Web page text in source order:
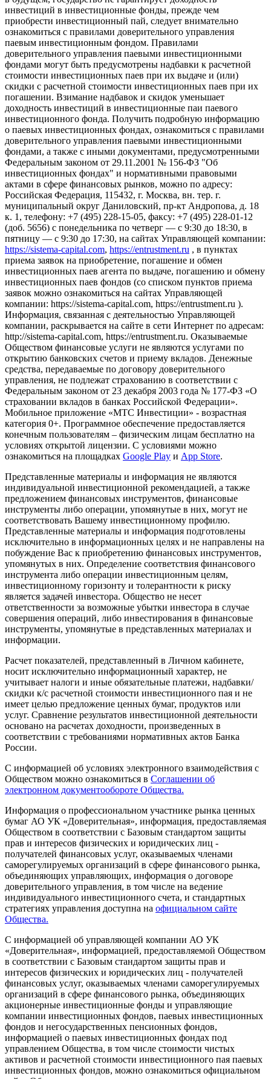
инвестиций в инвестиционные фонды, прежде чем
приобрести инвестиционный пай, следует внимательно
ознакомиться с правилами доверительного управления
паевым инвестиционным фондом. Правилами
доверительного управления паевыми инвестиционными
фондами могут быть предусмотрены надбавки к расчетной
стоимости инвестиционных паев при их выдаче и (или)
скидки с расчетной стоимости инвестиционных паев при их
погашении. Взимание надбавок и скидок уменьшает
доходность инвестиций в инвестиционные паи паевого
инвестиционного фонда. Получить подробную информацию
о паевых инвестиционных фондах, ознакомиться с правилами
доверительного управления паевыми инвестиционными
фондами, а также с иными документами, предусмотренными
Федеральным законом от 29.11.2001 № 156-ФЗ "Об
инвестиционных фондах" и нормативными правовыми
актами в сфере финансовых рынков, можно по адресу:
Российская Федерация, 115432, г. Москва, вн. тер. г.
муниципальный округ Даниловский, пр-кт Андропова, д. 18
к. 1, телефону: +7 (495) 228-15-05, факсу: +7 (495) 228-01-12
(доб. 5656) с понедельника по четверг — c 9:30 до 18:30, в
пятницу — с 9:30 до 17:30, на сайтах Управляющей компании:
https://sistema-capital.com, https://entrustment.ru , в пунктах
приема заявок на приобретение, погашение и обмен
инвестиционных паев агента по выдаче, погашению и обмену
инвестиционных паев фондов (со списком пунктов приема
заявок можно ознакомиться на сайтах Управляющей
компании: https://sistema-capital.com, https://entrustment.ru ).
Информация, связанная с деятельностью Управляющей
компании, раскрывается на сайте в сети Интернет по адресам:
http://sistema-capital.com, https://entrustment.ru. Оказываемые
Обществом финансовые услуги не являются услугами по
открытию банковских счетов и приему вкладов. Денежные
средства, передаваемые по договору доверительного
управления, не подлежат страхованию в соответствии с
Федеральным законом от 23 декабря 2003 года № 177-ФЗ «О
страховании вкладов в банках Российской Федерации».
Мобильное приложение «МТС Инвестиции» - возрастная
категория 0+. Программное обеспечение предоставляется
конечным пользователям – физическим лицам бесплатно на
условиях открытой лицензии. С условиями можно
ознакомиться на площадках Google Play и App Store.
Представленные материалы и информация не являются
индивидуальной инвестиционной рекомендацией, а также
предложением финансовых инструментов, финансовые
инструменты либо операции, упомянутые в них, могут не
соответствовать Вашему инвестиционному профилю.
Представленные материалы и информация подготовлены
исключительно в информационных целях и не направлены на
побуждение Вас к приобретению финансовых инструментов,
упомянутых в них. Определение соответствия финансового
инструмента либо операции инвестиционным целям,
инвестиционному горизонту и толерантности к риску
является задачей инвестора. Общество не несет
ответственности за возможные убытки инвестора в случае
совершения операций, либо инвестирования в финансовые
инструменты, упомянутые в представленных материалах и
информации.
Расчет показателей, представленный в Личном кабинете,
носит исключительно информационный характер, не
учитывает налоги и иные обязательные платежи, надбавки/
скидки к/с расчетной стоимости инвестиционного пая и не
имеет целью предложение ценных бумаг, продуктов или
услуг. Сравнение результатов инвестиционной деятельности
основано на расчетах доходности, произведенных в
соответствии с требованиями нормативных актов Банка
России.
С информацией об условиях электронного взаимодействия с
Обществом можно ознакомиться в Соглашении об
электронном документообороте Общества.
Информация о профессиональном участнике рынка ценных
бумаг АО УК «Доверительная», информация, предоставляемая
Обществом в соответствии с Базовым стандартом защиты
прав и интересов физических и юридических лиц -
получателей финансовых услуг, оказываемых членами
саморегулируемых организаций в сфере финансового рынка,
объединяющих управляющих, информация о договоре
доверительного управления, в том числе на ведение
индивидуального инвестиционного счета, и стандартных
стратегиях управления доступна на официальном сайте
Общества.
С информацией об управляющей компании АО УК
«Доверительная», информацией, предоставляемой Обществом
в соответствии с Базовым стандартом защиты прав и
интересов физических и юридических лиц - получателей
финансовых услуг, оказываемых членами саморегулируемых
организаций в сфере финансового рынка, объединяющих
акционерные инвестиционные фонды и управляющие
компании инвестиционных фондов, паевых инвестиционных
фондов и негосударственных пенсионных фондов,
информацией о паевых инвестиционных фондах под
управлением Общества, в том числе стоимости чистых
активов и расчетной стоимости инвестиционного пая паевых
инвестиционных фондов, можно ознакомиться официальном